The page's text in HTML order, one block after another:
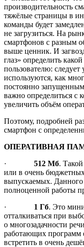
производительность
тяжёлые страницы в
команды будет
не загрузиться. На
смартфонов с разным
выше ценник. И
глаз» определить
пользователю:
используются, как
постоянно
важно определиться с
увеличить объём
Поэтому, подробней
смартфон с
ОПЕРАТИВНАЯ
· 512 Мб.
или в очень
выпускаемых. Данного
полноценной работы
·
1 Гб. Это
отталкиваться при
о многозадачности
работающих программ
встретить в очень